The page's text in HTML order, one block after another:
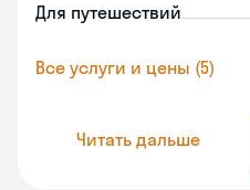
Для путешествий
Все услуги и цены (5)
Читать дальше